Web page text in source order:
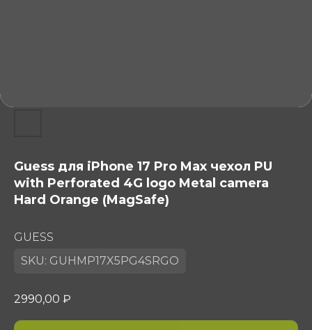
Guess для iPhone 17 Pro Max чехол PU
with Perforated 4G logo Metal camera
Hard Orange (MagSafe)
GUESS
SKU: GUHMP17X5PG4SRGO
2990,00 ₽